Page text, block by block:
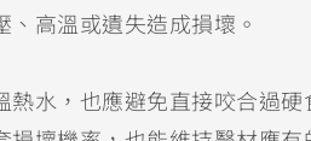
高溫或遺失造成損壞。
熱水，也應避免直接咬合過